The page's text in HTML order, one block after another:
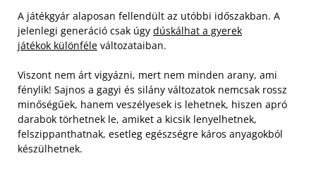
A játékgyár alaposan fellendült az utóbbi időszakban. A
jelenlegi generáció csak úgy dúskálhat a gyerek
játékok különféle változataiban.
Viszont nem árt vigyázni, mert nem minden arany, ami
fénylik! Sajnos a gagyi és silány változatok nemcsak rossz
minőségűek, hanem veszélyesek is lehetnek, hiszen apró
darabok törhetnek le, amiket a kicsik lenyelhetnek,
felszippanthatnak, esetleg egészségre káros anyagokból
készülhetnek.